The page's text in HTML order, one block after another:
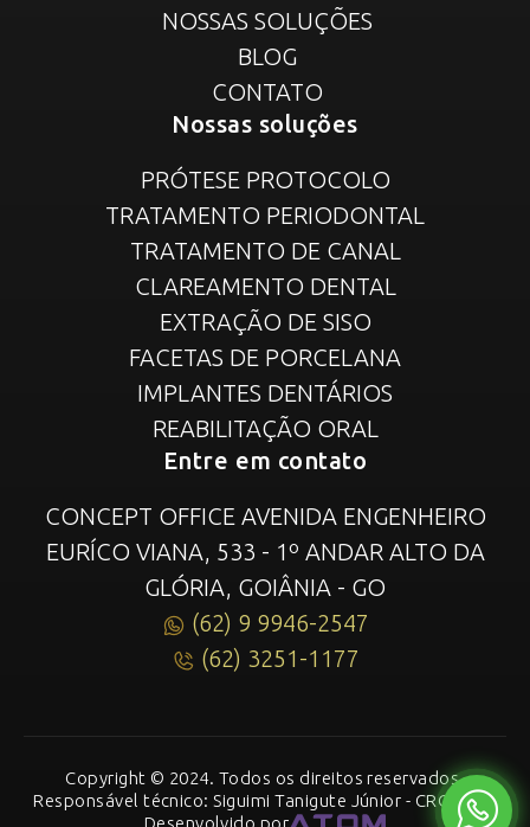
NOSSAS SOLUÇÕES
BLOG
CONTATO
Nossas soluções
PRÓTESE PROTOCOLO
TRATAMENTO PERIODONTAL
TRATAMENTO DE CANAL
CLAREAMENTO DENTAL
EXTRAÇÃO DE SISO
FACETAS DE PORCELANA
IMPLANTES DENTÁRIOS
REABILITAÇÃO ORAL
Entre em contato
CONCEPT OFFICE AVENIDA ENGENHEIRO
EURÍCO VIANA, 533 - 1º ANDAR ALTO DA
GLÓRIA, GOIÂNIA - GO
(62) 9 9946-2547
(62) 3251-1177
Copyright © 2024. Todos os direitos reservados.
Responsável técnico: Siguimi Tanigute Júnior - CRO 3859
Desenvolvido por